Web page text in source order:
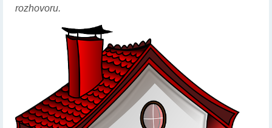
rozhovoru.